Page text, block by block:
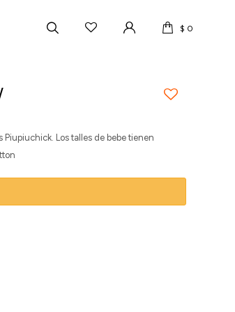
$ 0
Piupiuchick. Los talles de bebe tienen